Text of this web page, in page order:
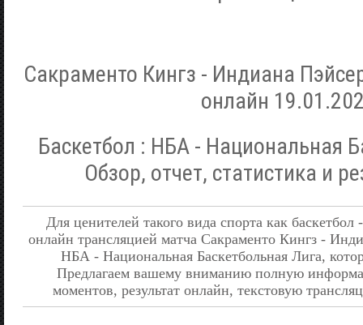
Сакраменто Кингз - Индиана
онлайн
Баскетбол : НБА - Национальная
Обзор, отчет, статистика и
Для ценителей такого вида спорта как баскетбол
онлайн трансляцией матча Сакраменто Кингз -
НБА - Национальная Баскетбольная Лига,
Предлагаем вашему вниманию полную
моментов, результат онлайн, текстовую